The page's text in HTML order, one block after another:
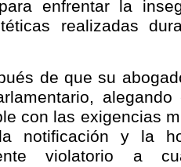
enfrentar la
realizadas
de que su
alegando
con las exigencias
notificación y la
violatorio a